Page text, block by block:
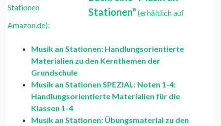
Stationen" (erhältlich auf
Amazon.de):
Musik an Stationen: Handlungsorientierte
Materialien zu den Kernthemen der
Grundschule
Musik an Stationen SPEZIAL: Noten 1-4:
Handlungsorientierte Materialien für die
Klassen 1-4
Musik an Stationen: Übungsmaterial zu den